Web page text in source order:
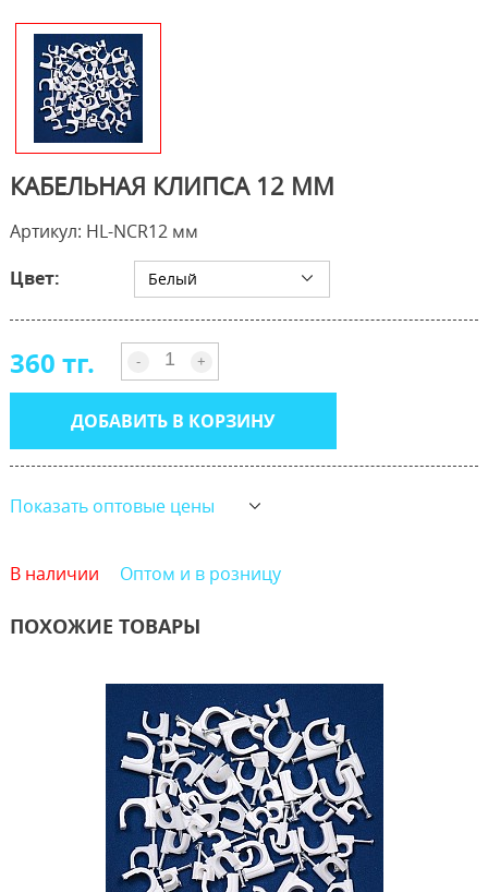
КАБЕЛЬНАЯ КЛИПСА 12 ММ
Артикул: HL-NCR12 мм
Цвет:
Белый
360 тг. - +
ДОБАВИТЬ В КОРЗИНУ
Показать оптовые цены
В наличии Оптом и в розницу
ПОХОЖИЕ ТОВАРЫ